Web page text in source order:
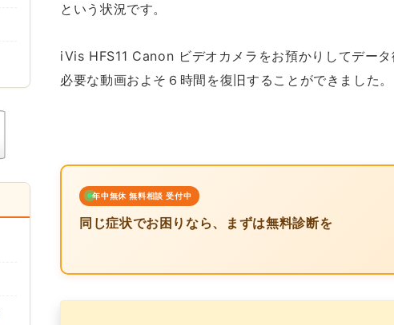
という状況です。
iVis HFS11 Canon ビデオカメラをお預かりしてデー
必要な動画およそ６時間を復旧することができました。
年中無休 無料相談 受付中
同じ症状でお困りなら、まずは無料診断を